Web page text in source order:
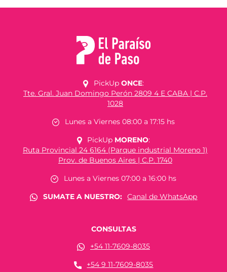
PickUp ONCE:
Tte. Gral. Juan Domingo Perón 2809 4 E CABA | C.P.
1028
Lunes a Viernes 08:00 a 17:15 hs
PickUp MORENO:
Ruta Provincial 24 6164 (Parque industrial Moreno 1)
Prov. de Buenos Aires | C.P. 1740
Lunes a Viernes 07:00 a 16:00 hs
SUMATE A NUESTRO:
Canal de WhatsApp
CONSULTAS
+54 11-7609-8035
+54 9 11-7609-8035